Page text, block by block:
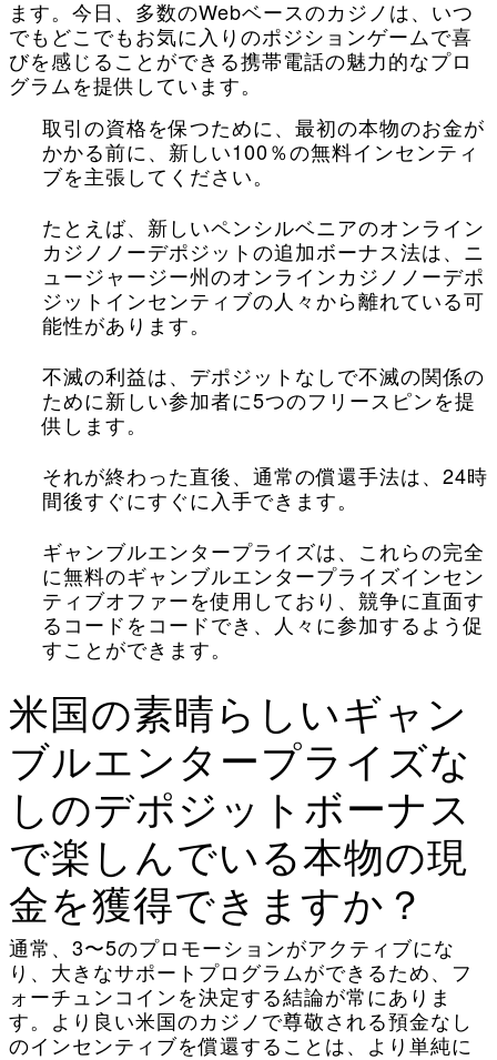
ます。今日、多数のWebベースのカジノは、いつ
でもどこでもお気に入りのポジションゲームで喜
びを感じることができる携帯電話の魅力的なプロ
グラムを提供しています。
取引の資格を保つために、最初の本物のお金が
かかる前に、新しい100％の無料インセンティ
ブを主張してください。
たとえば、新しいペンシルベニアのオンライン
カジノノーデポジ​​ットの追加ボーナス法は、ニ
ュージャージー州のオンラインカジノノーデポ
ジ​​ットインセンティブの人々から離れている可
能性があります。
不滅の利益は、デポジットなしで不滅の関係の
ために新しい参加者に5つのフリースピンを提
供します。
それが終わった直後、通常の償還手法は、24時
間後すぐにすぐに入手できます。
ギャンブルエンタープライズは、これらの完全
に無料のギャンブルエンタープライズインセン
ティブオファーを使用しており、競争に直面す
るコードをコードでき、人々に参加するよう促
すことができます。
米国の素晴らしいギャン
ブルエンタープライズな
しのデポジットボーナス
で楽しんでいる本物の現
金を獲得できますか？
通常、3〜5のプロモーションがアクティブにな
り、大きなサポートプログラムができるため、フ
ォーチュンコインを決定する結論が常にありま
す。より良い米国のカジノで尊敬される預金なし
のインセンティブを償還することは、より単純に